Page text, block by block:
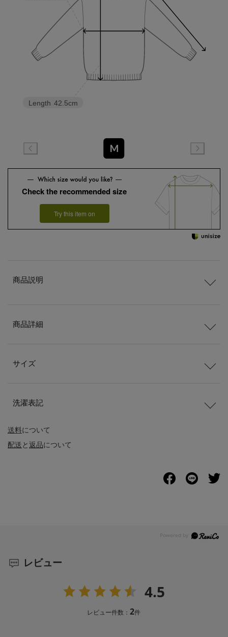
Length 42.5cm
M
Check the recommended size
Try this item on
送料について
配送と返品について
商品説明
商品詳細
サイズ
洗濯表記
レビュー
4.5
レビュー件数：2件